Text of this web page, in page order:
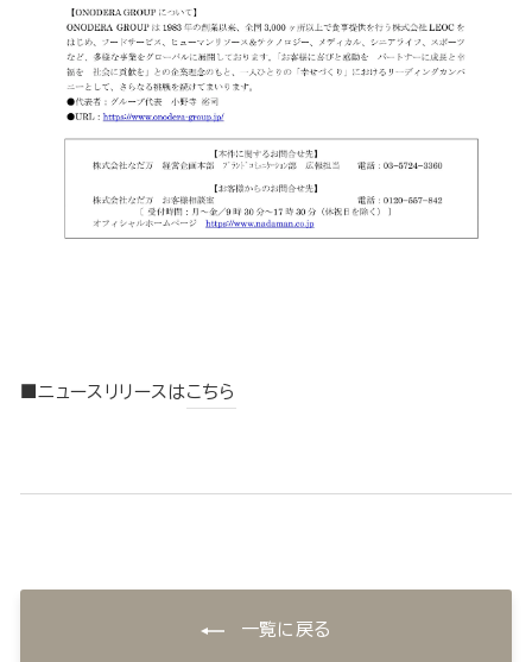
■ニュースリリースは こちら
一覧に戻る